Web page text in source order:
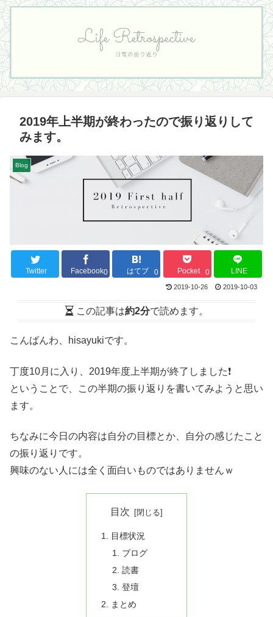
2019年上半期が終わったので振り返りして
みます。
Blog
Twitter Facebook0 はてブ 0 Pocket 0 LINE
2019-10-26 2019-10-03
この記事は約2分で読めます。
こんばんわ、hisayukiです。
丁度10月に入り、2019年度上半期が終了しました❗
ということで、この半期の振り返りを書いてみようと思い
ます。
ちなみに今日の内容は自分の目標とか、自分の感じたこと
の振り返りです。
興味のない人には全く面白いものではありませんｗ
目次
目標状況
ブログ
読書
登壇
まとめ